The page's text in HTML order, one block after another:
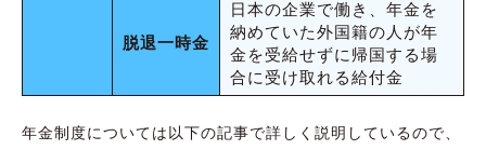
脱退一時金
日本の企業で働き、年金を
納めていた外国籍の人が年
金を受給せずに帰国する場
合に受け取れる給付金
年金制度については以下の記事で詳しく説明しているので、